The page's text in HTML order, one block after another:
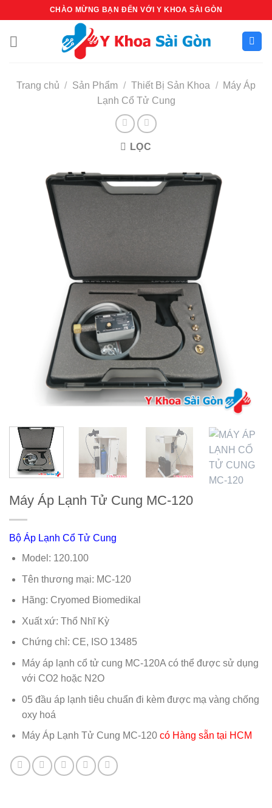
qua
nội
CHÀO MỪNG BẠN ĐẾN VỚI Y KHOA SÀI GÒN
Trang chủ / Sản Phẩm / Thiết Bị Sản Khoa /
Máy Áp
Lạnh Cổ Tử Cung
LỌC
Máy Áp Lạnh Tử Cung MC-120
Bộ Áp Lạnh Cổ Tử Cung
Model: 120.100
Tên thương mại: MC-120
Hãng: Cryomed Biomedikal
Xuất xứ: Thổ Nhĩ Kỳ
Chứng chỉ: CE, ISO 13485
Máy áp lạnh cổ tử cung MC-120A có thể được sử dụng
với CO2 hoặc N2O
05 đầu áp lạnh tiêu chuẩn đi kèm được mạ vàng chống
oxy hoá
Máy Áp Lạnh Tử Cung MC-120có Hàng sẵn tại HCM